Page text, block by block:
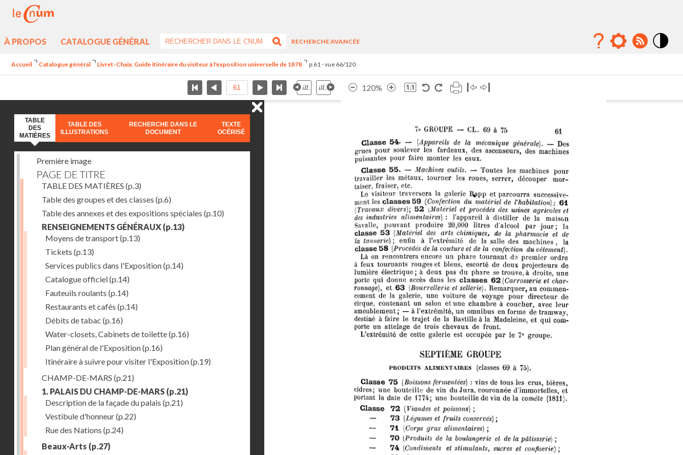
À PROPOS CATALOGUE GÉNÉRAL
RECHERCHE AVANCÉE
Accueil Catalogue général Livret-Chaix. Guide itinéraire du visiteur à l'exposition universelle de 1878 p.61 - vue 66/120
120%
TABLE
DES
MATIÈRES
TABLE DES
ILLUSTRATIONS
RECHERCHE DANS LE
DOCUMENT
TEXTE
OCÉRISÉ
Première image
PAGE DE TITRE
TABLE DES MATIÈRES (p.3)
Table des groupes et des classes (p.6)
Table des annexes et des expositions spéciales (p.10)
RENSEIGNEMENTS GÉNÉRAUX (p.13)
Moyens de transport(p.13)
Tickets (p.13)
Services publics dans l'Exposition(p.14)
Catalogue officiel(p.14)
Fauteuils roulants (p.14)
Restaurants et cafés (p.14)
Débits de tabac (p.16)
Water-closets, Cabinets de toilette(p.16)
Plan général de l'Exposition(p.16)
Itinéraire à suivre pour visiter l'Exposition(p.19)
CHAMP-DE-MARS (p.21)
1. PALAIS DU CHAMP-DE-MARS (p.21)
Description de la façade du palais (p.21)
Vestibule d'honneur(p.22)
Rue des Nations (p.24)
Beaux-Arts (p.27)